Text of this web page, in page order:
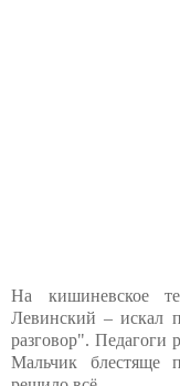
На кишиневское
Левинский – искал
разговор". Педагоги
Мальчик